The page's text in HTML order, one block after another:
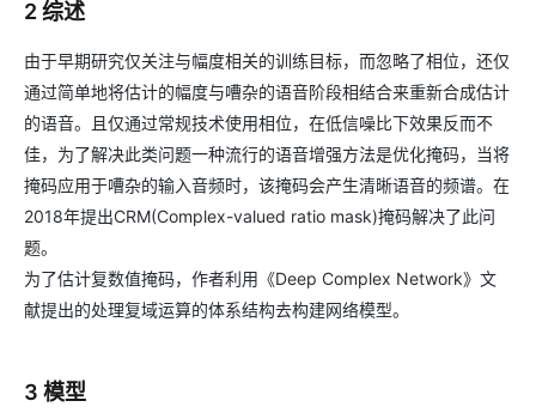
2 综述
由于早期研究仅关注与幅度相关的训练目标，而忽略了相位，还仅
通过简单地将估计的幅度与嘈杂的语音阶段相结合来重新合成估计
的语音。且仅通过常规技术使用相位，在低信噪比下效果反而不
佳，为了解决此类问题一种流行的语音增强方法是优化掩码，当将
掩码应用于嘈杂的输入音频时，该掩码会产生清晰语音的频谱。在
2018年提出CRM(Complex-valued ratio mask)掩码解决了此问
题。
为了估计复数值掩码，作者利用《Deep Complex Network》文
献提出的处理复域运算的体系结构去构建网络模型。
3 模型